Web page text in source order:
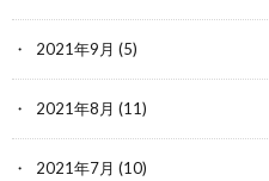
2021年9月 (5)
2021年8月 (11)
2021年7月 (10)